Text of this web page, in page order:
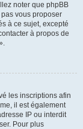
noter que phpBB
vous proposer
à ce sujet, excepté
à propos de
les inscriptions afin
il est également
IP ou interdit
Pour plus